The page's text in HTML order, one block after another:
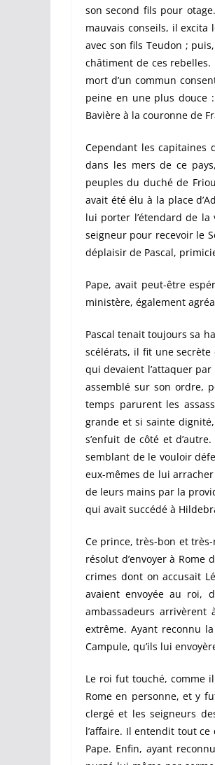
son second fils pour
mauvais conseils, il excita
avec son fils Teudon ;
châtiment de ces rebelles.
mort d’un commun
peine en une plus douce
Bavière à la couronne de
Cependant les capitaines
dans les mers de ce
peuples du duché de
avait été élu à la place
lui porter l’étendard de
seigneur pour recevoir le
déplaisir de Pascal,
Pape, avait peut-être
ministère, également
Pascal tenait toujours sa
scélérats, il fit une secrète
qui devaient l’attaquer
assemblé sur son ordre,
temps parurent les
grande et si sainte
s’enfuit de côté et
semblant de le vouloir
eux-mêmes de lui
de leurs mains par la
qui avait succédé à
Ce prince, très-bon et
résolut d’envoyer à
crimes dont on accusait
avaient envoyée au roi,
ambassadeurs
extrême. Ayant reconnu
Campule, qu’ils lui
Le roi fut touché, comme
Rome en personne, et y
clergé et les seigneurs
l’affaire. Il entendit tout
Pape. Enfin, ayant